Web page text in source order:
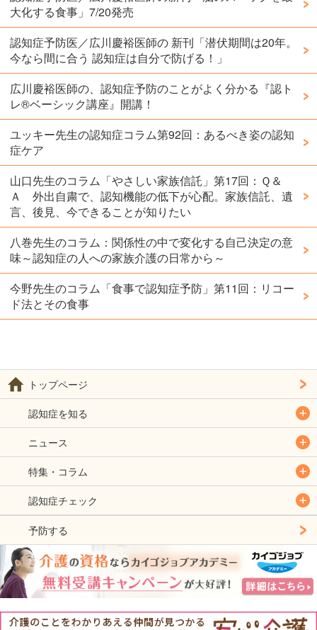
大化する食事」7/20発売
認知症予防医／広川慶裕医師の 新刊「潜伏期間は20年。
今なら間に合う 認知症は自分で防げる！」
広川慶裕医師の、認知症予防のことがよく分かる『認ト
レ®️ベーシック講座』開講！
ユッキー先生の認知症コラム第92回：あるべき姿の認知
症ケア
山口先生のコラム「やさしい家族信託」第17回：Ｑ＆
Ａ 外出自粛で、認知機能の低下が心配。家族信託、遺
言、後見、今できることが知りたい
八巻先生のコラム：関係性の中で変化する自己決定の意
味～認知症の人への家族介護の日常から～
今野先生のコラム「食事で認知症予防」第11回：リコー
ド法とその食事
トップページ
認知症を知る
ニュース
特集・コラム
認知症チェック
予防する